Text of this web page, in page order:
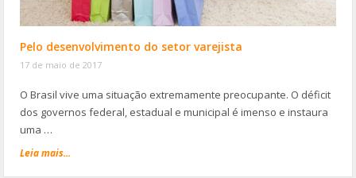
Pelo desenvolvimento do setor varejista
17 de maio de 2017
O Brasil vive uma situação extremamente preocupante. O déficit
dos governos federal, estadual e municipal é imenso e instaura
uma …
Leia mais...